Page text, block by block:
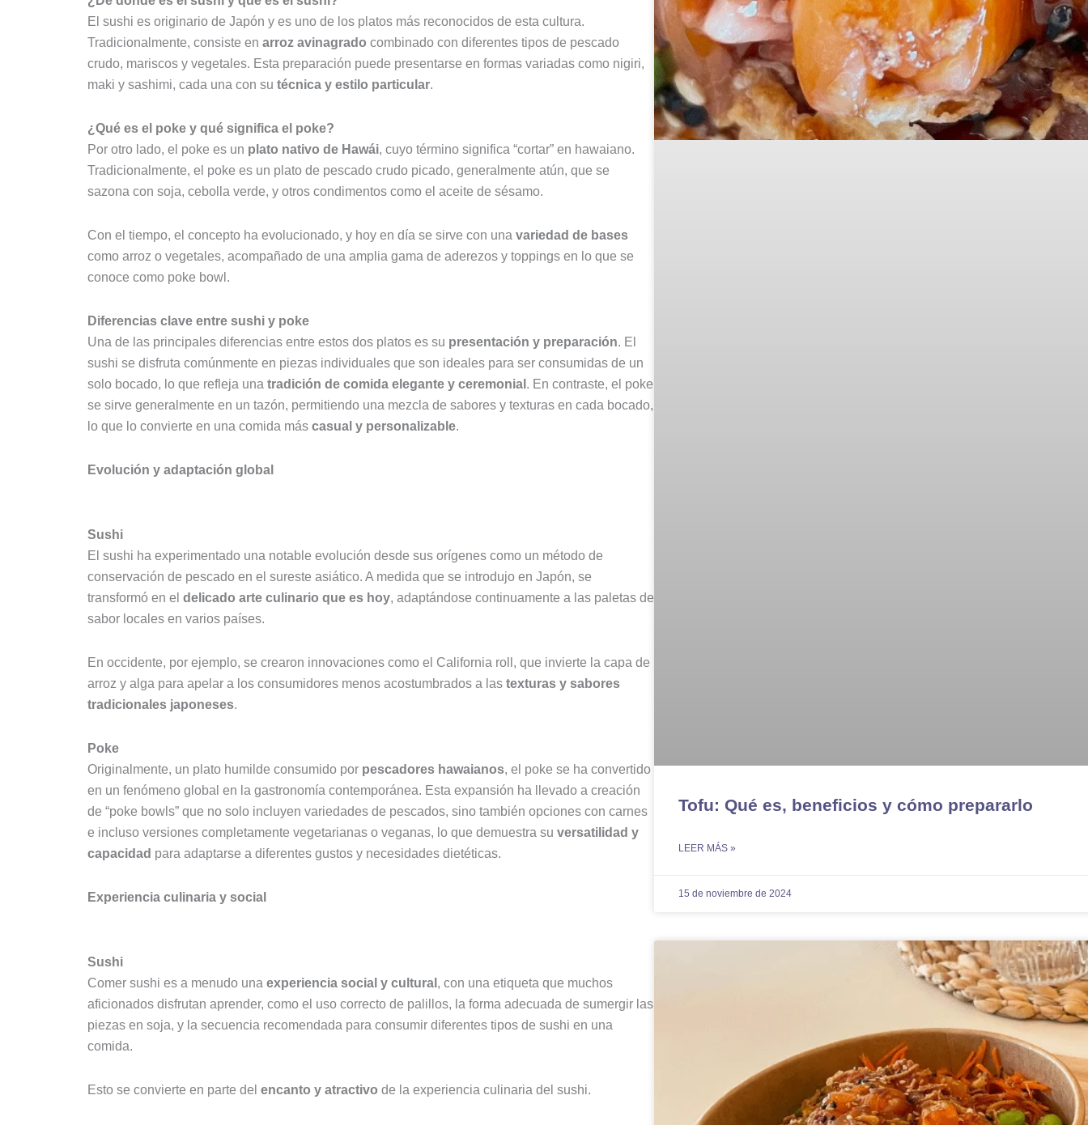
El sushi es originario de Japón y es uno de los platos más reconocidos de esta cultura.
Tradicionalmente, consiste en arroz avinagrado combinado con diferentes tipos de pescado
crudo, mariscos y vegetales. Esta preparación puede presentarse en formas variadas como nigiri,
maki y sashimi, cada una con su técnica y estilo particular.
¿Qué es el poke y qué significa el poke?
Por otro lado, el poke es un plato nativo de Hawái, cuyo término significa “cortar” en hawaiano.
Tradicionalmente, el poke es un plato de pescado crudo picado, generalmente atún, que se
sazona con soja, cebolla verde, y otros condimentos como el aceite de sésamo.
Con el tiempo, el concepto ha evolucionado, y hoy en día se sirve con una variedad de bases
como arroz o vegetales, acompañado de una amplia gama de aderezos y toppings en lo que se
conoce como poke bowl.
Diferencias clave entre sushi y poke
Una de las principales diferencias entre estos dos platos es su presentación y preparación. El
sushi se disfruta comúnmente en piezas individuales que son ideales para ser consumidas de un
solo bocado, lo que refleja una tradición de comida elegante y ceremonial . En contraste, el poke
se sirve generalmente en un tazón, permitiendo una mezcla de sabores y texturas en cada bocado,
lo que lo convierte en una comida más casual y personalizable.
Evolución y adaptación global
Sushi
El sushi ha experimentado una notable evolución desde sus orígenes como un método de
conservación de pescado en el sureste asiático. A medida que se introdujo en Japón, se
transformó en el delicado arte culinario que es hoy, adaptándose continuamente a las paletas de
sabor locales en varios países.
En occidente, por ejemplo, se crearon innovaciones como el California roll, que invierte la capa de
arroz y alga para apelar a los consumidores menos acostumbrados a las texturas y sabores
tradicionales japoneses.
Poke
Originalmente, un plato humilde consumido por pescadores hawaianos, el poke se ha convertido
en un fenómeno global en la gastronomía contemporánea. Esta expansión ha llevado a creación
de “poke bowls” que no solo incluyen variedades de pescados, sino también opciones con carnes
e incluso versiones completamente vegetarianas o veganas, lo que demuestra su versatilidad y
capacidad para adaptarse a diferentes gustos y necesidades dietéticas.
Experiencia culinaria y social
Sushi
Comer sushi es a menudo una experiencia social y cultural , con una etiqueta que muchos
aficionados disfrutan aprender, como el uso correcto de palillos, la forma adecuada de sumergir las
piezas en soja, y la secuencia recomendada para consumir diferentes tipos de sushi en una
comida.
Esto se convierte en parte del encanto y atractivo de la experiencia culinaria del sushi.
Tofu: Qué es, beneficios y cómo prepararlo
LEER MÁS »
15 de noviembre de 2024